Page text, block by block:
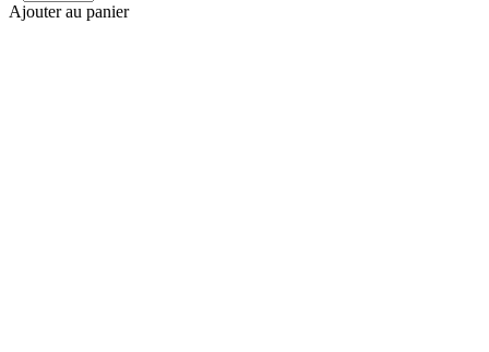
Ajouter au panier